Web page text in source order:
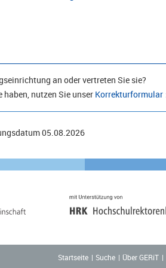
an oder vertreten Sie sie?
haben, nutzen Sie unser Korrekturformular
05.08.2026
Startseite Suche Über GERiT